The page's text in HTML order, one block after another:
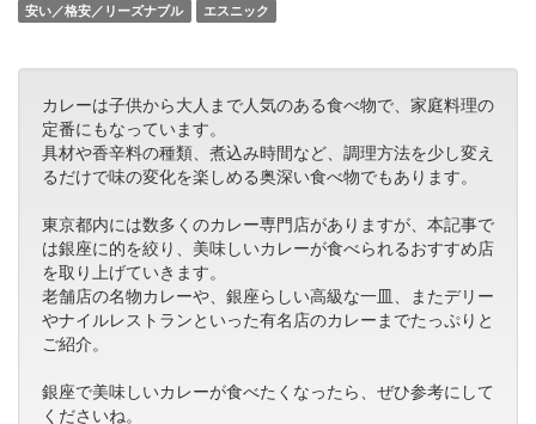
安い／格安／リーズナブル
エスニック
カレーは子供から大人まで人気のある食べ物で、家庭料理の
定番にもなっています。
具材や香辛料の種類、煮込み時間など、調理方法を少し変え
るだけで味の変化を楽しめる奥深い食べ物でもあります。
東京都内には数多くのカレー専門店がありますが、本記事で
は銀座に的を絞り、美味しいカレーが食べられるおすすめ店
を取り上げていきます。
老舗店の名物カレーや、銀座らしい高級な一皿、またデリー
やナイルレストランといった有名店のカレーまでたっぷりと
ご紹介。
銀座で美味しいカレーが食べたくなったら、ぜひ参考にして
くださいね。